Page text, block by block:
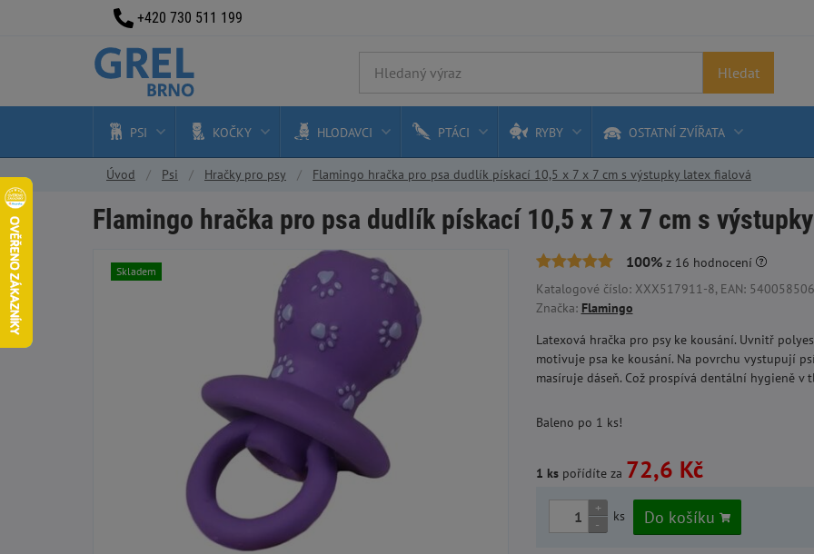
Hledat
PSI KOČKY HLODAVCI PTÁCI RYBY OSTATNÍ ZVÍŘATA
Úvod Psi Hračky pro psy Flamingo hračka pro psa dudlík pískací 10,5 x 7 x 7 cm s výstupky latex fialová
Flamingo hračka pro psa dudlík pískací 10,5 x 7 x 7 cm s
Skladem
100%z 16 hodnocení
Katalogové číslo: XXX517911-8, EAN:
Značka: Flamingo
Latexová hračka pro psy ke kousání. Uvnitř
motivuje psa ke kousání. Na povrchu vystupují
masíruje dáseň. Což prospívá dentální hygieně v
Baleno po 1 ks!
1 kspořídíte za 72,6 Kč
+
-
ks Do košíku
+420 730 511 199